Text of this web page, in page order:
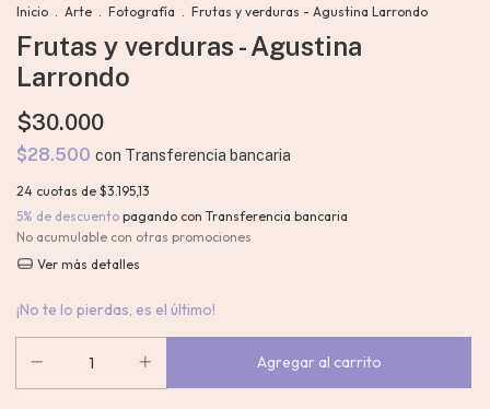
Inicio Arte Fotografía Frutas y verduras - Agustina Larrondo
Frutas y verduras - Agustina
Larrondo
$30.000
$28.500 con Transferencia bancaria
24 cuotas de $3.195,13
5% de descuento pagando con Transferencia bancaria
No acumulable con otras promociones
Ver más detalles
¡No te lo pierdas, es el último!